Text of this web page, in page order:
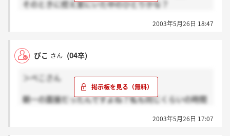
そのときに控え室にいた中のひとりかな？
ったよね？これでみんなあったならちょっと、いやだ
いぶショック…。落ちても連絡はいただけるのかな？
2003年5月26日 18:47
ぴこ さん (04卒)
＞ぺこさん
朝一の面接だったんですよね？私も同じくらいの時間
なんか午後の回もあったそうだし、やっぱり落とされ
2003年5月26日 17:07